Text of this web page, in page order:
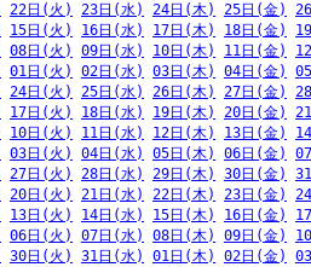
22日(火) 23日(水) 24日(木) 25日(金)
15日(火) 16日(水) 17日(木) 18日(金)
08日(火) 09日(水) 10日(木) 11日(金)
01日(火) 02日(水) 03日(木) 04日(金)
24日(火) 25日(水) 26日(木) 27日(金)
17日(火) 18日(水) 19日(木) 20日(金)
10日(火) 11日(水) 12日(木) 13日(金)
03日(火) 04日(水) 05日(木) 06日(金)
27日(火) 28日(水) 29日(木) 30日(金)
20日(火) 21日(水) 22日(木) 23日(金)
13日(火) 14日(水) 15日(木) 16日(金)
06日(火) 07日(水) 08日(木) 09日(金)
30日(火) 31日(水) 01日(木) 02日(金)